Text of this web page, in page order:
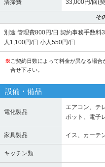
清掃費 33,000円/回(
そ
別途 管理費800円/日 契約事務手数
人1,100円/日 小人550円/日
※ ご契約日数によって料金が異なる場
合せ下さい。
設備・備品
電化製品
エアコン、テ
ポット、電子
家具製品 イス、カーテ
キッチン類